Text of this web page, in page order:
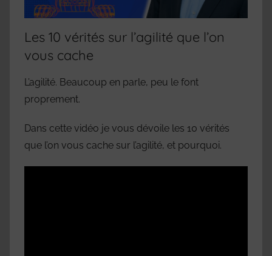
Les 10 vérités sur l’agilité que l’on
vous cache
L’agilité. Beaucoup en parle, peu le font
proprement.
Dans cette vidéo je vous dévoile les 10 vérités
que l’on vous cache sur l’agilité, et pourquoi.